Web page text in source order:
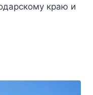
краю и